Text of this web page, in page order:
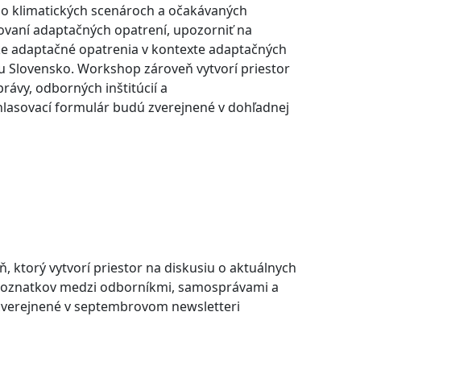
scenároch a očakávaných
adaptačných opatrení, upozorniť na
adaptačné opatrenia v kontexte adaptačných
Workshop zároveň vytvorí priestor
odborných inštitúcií a
formulár budú zverejnené v dohľadnej
ktorý vytvorí priestor na diskusiu o aktuálnych
medzi odborníkmi, samosprávami a
v septembrovom newsletteri